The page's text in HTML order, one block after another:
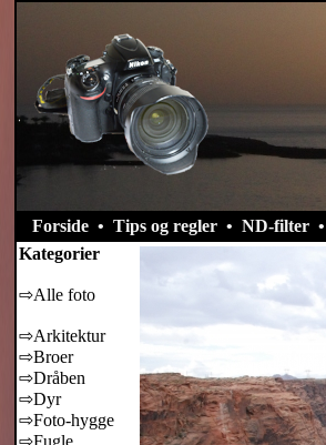
Forside • Tips og regler • ND-filter •
Kategorier
⇨Alle foto
⇨Arkitektur
⇨Broer
⇨Dråben
⇨Dyr
⇨Foto-hygge
⇨Fugle